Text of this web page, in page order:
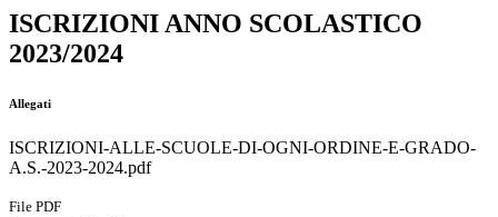
ISCRIZIONI ANNO SCOLASTICO
2023/2024
Allegati
ISCRIZIONI-ALLE-SCUOLE-DI-OGNI-ORDINE-E-GRADO-
A.S.-2023-2024.pdf
File PDF